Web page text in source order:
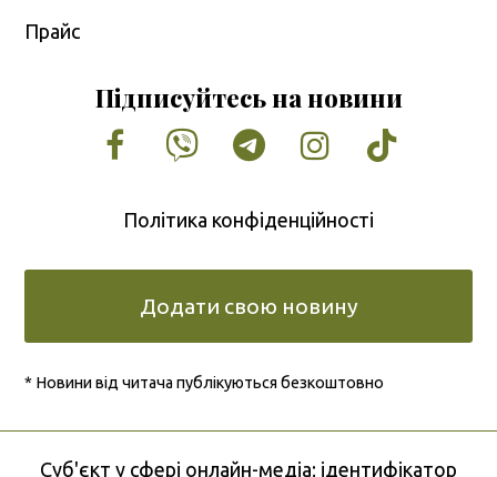
Прайс
Підписуйтесь на новини
Facebook
VimeoTumblrInstagram
Tiktok
Політика конфіденційності
Додати свою новину
* Новини від читача публікуються безкоштовно
Cуб'єкт у сфері онлайн-медіа; ідентифікатор